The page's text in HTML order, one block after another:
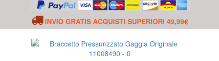
INVIO GRATIS ACQUISTI SUPERIORI 49,99€